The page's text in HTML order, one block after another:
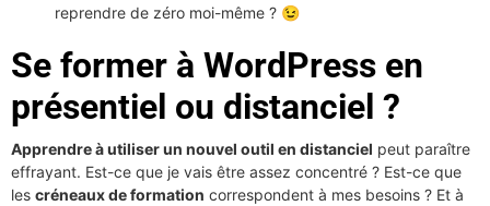
reprendre de zéro moi-même ? 😉
Se former à WordPress en
présentiel ou distanciel ?
Apprendre à utiliser un nouvel outil en distanciel peut paraître
effrayant. Est-ce que je vais être assez concentré ? Est-ce que
les créneaux de formation correspondent à mes besoins ? Et à